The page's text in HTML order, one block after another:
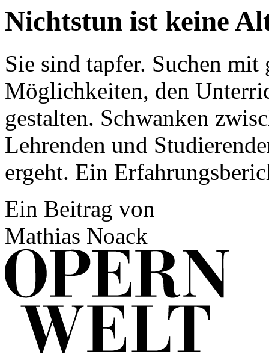
Nichtstun ist keine
Sie sind tapfer. Suchen
Möglichkeiten, den
gestalten. Schwanken
Lehrenden und
ergeht. Ein
Ein Beitrag von
Mathias Noack